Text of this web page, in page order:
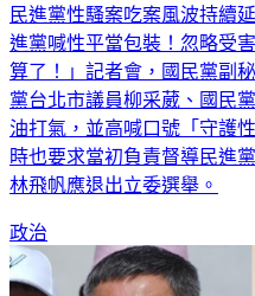
民進黨性騷案吃案風波持續
進黨喊性平當包裝！忽略受
算了！」記者會，國民黨副
黨台北市議員柳采葳、國民
油打氣，並高喊口號「守護
時也要求當初負責督導民進
林飛帆應退出立委選舉。
政治